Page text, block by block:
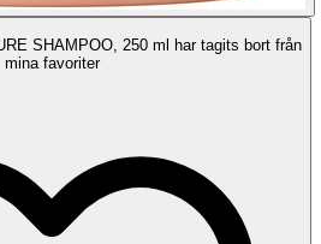
SHAMPOO, 250 ml har tagits bort från
mina favoriter